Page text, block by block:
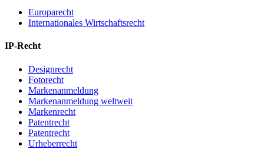
Europarecht
Internationales Wirtschaftsrecht
IP-Recht
Designrecht
Fotorecht
Markenanmeldung
Markenanmeldung weltweit
Markenrecht
Patentrecht
Patentrecht
Urheberrecht